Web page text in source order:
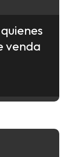
venda